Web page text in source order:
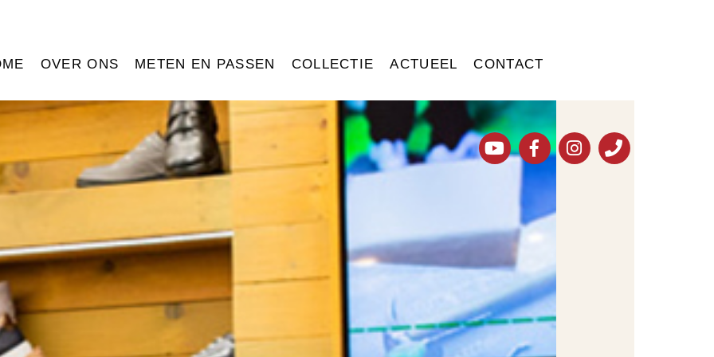
OVER ONS METEN EN PASSEN COLLECTIE ACTUEEL CONTACT